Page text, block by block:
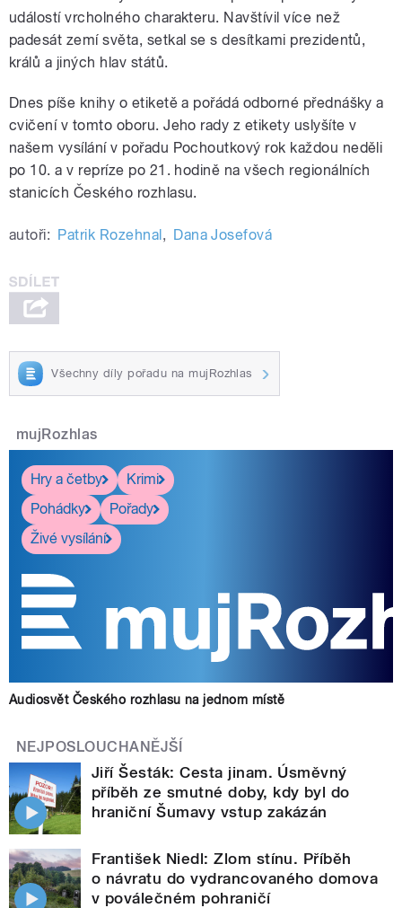
událostí vrcholného charakteru. Navštívil více než
padesát zemí světa, setkal se s desítkami prezidentů,
králů a jiných hlav států.
Dnes píše knihy o etiketě a pořádá odborné přednášky a
cvičení v tomto oboru. Jeho rady z etikety uslyšíte v
našem vysílání v pořadu Pochoutkový rok každou neděli
po 10. a v repríze po 21. hodině na všech regionálních
stanicích Českého rozhlasu.
autoři: Patrik Rozehnal, Dana Josefová
Všechny díly pořadu na mujRozhlas
mujRozhlas
Hry a četby
Krimi
Pohádky
Pořady
Živé vysílání
Audiosvět Českého rozhlasu na jednom místě
NEJPOSLOUCHANĚJŠÍ
Jiří Šesták: Cesta jinam. Úsměvný
příběh ze smutné doby, kdy byl do
hraniční Šumavy vstup zakázán
František Niedl: Zlom stínu. Příběh
o návratu do vydrancovaného domova
v poválečném pohraničí